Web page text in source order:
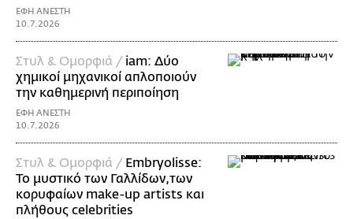
ΕΦΗ ΑΝΕΣΤΗ
10.7.2026
Στυλ & Ομορφιά / iam: Δύο
χημικοί μηχανικοί απλοποιούν
την καθημερινή περιποίηση
ΕΦΗ ΑΝΕΣΤΗ
10.7.2026
Στυλ & Ομορφιά / Embryolisse:
Το μυστικό των Γαλλίδων,των
κορυφαίων make-up artists και
πλήθους celebrities